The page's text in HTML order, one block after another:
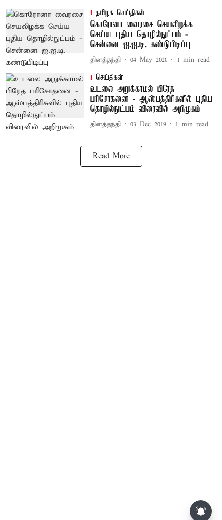
தமிழக செய்திகள்
கொரோனா வைரசை செயலிழக்க
செய்ய புதிய தொழில்நுட்பம் -
சென்னை ஐ.ஐ.டி. கண்டுபிடிப்பு
தினத்தந்தி 04 May 2020 1 min read
செய்திகள்
உடலை அறுக்காமல் பிரேத
பரிசோதனை - ஆஸ்பத்திரிகளில் புதிய
தொழில்நுட்பம் விரைவில் அறிமுகம்
தினத்தந்தி 03 Dec 2019 1 min read
Read More